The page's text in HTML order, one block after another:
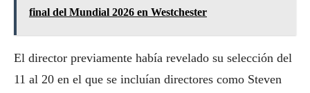
final del Mundial 2026 en Westchester
El director previamente había revelado su selección del
11 al 20 en el que se incluían directores como Steven